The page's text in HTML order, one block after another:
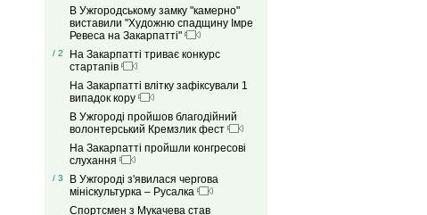
В Ужгородському замку "камерно"
виставили "Художню спадщину Імре
Ревеса на Закарпатті"
/ 2
На Закарпатті триває конкурс
стартапів
На Закарпатті влітку зафіксували 1
випадок кору
В Ужгороді пройшов благодійний
волонтерський Кремзлик фест
На Закарпатті пройшли конгресові
слухання
/ 3
В Ужгороді з'явилася чергова
мініскультурка – Русалка
Спортсмен з Мукачева став